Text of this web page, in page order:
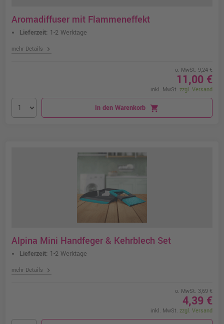
Aromadiffuser mit Flammeneffekt
Lieferzeit: 1-2 Werktage
mehr Details chevron_right
o. MwSt. 9,24 €
11,00 €
inkl. MwSt. zzgl. Versand
In den Warenkorb shopping_cart
Alpina Mini Handfeger & Kehrblech Set
Lieferzeit: 1-2 Werktage
mehr Details chevron_right
o. MwSt. 3,69 €
4,39 €
inkl. MwSt. zzgl. Versand